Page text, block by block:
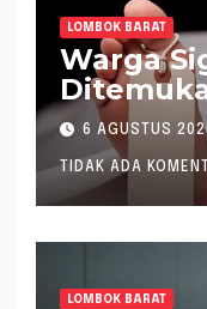
LOMBOK BARAT
Warga
saat
Sungai
6 AGUSTUS
TIDAK ADA
LOMBOK BARAT